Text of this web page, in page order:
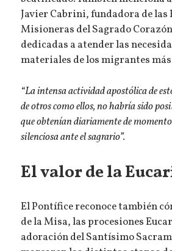
Javier Cabrini, fundadora de las
Misioneras del Sagrado Corazón
dedicadas a atender las
materiales de los migrantes
“La intensa actividad apostólica de
de otros como ellos, no habría sido
que obtenían diariamente de
silenciosa ante el sagrario”.
El valor de la
El Pontífice reconoce también
de la Misa, las procesiones
adoración del Santísimo